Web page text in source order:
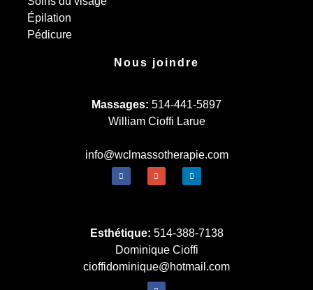
Épilation
Pédicure
Nous joindre
Massages: 514-441-5897
William Cioffi Larue
info@wclmassotherapie.com
Esthétique: 514-388-7138
Dominique Cioffi
cioffidominique@hotmail.com